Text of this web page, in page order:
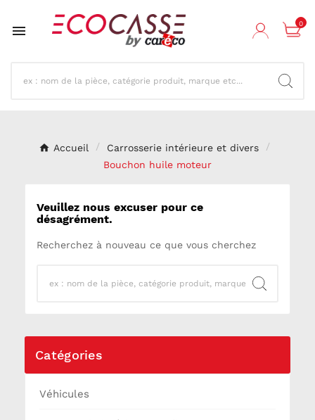
 0
Accueil
Carrosserie intérieure et divers
Bouchon huile moteur
Veuillez nous excuser pour ce
désagrément.
Recherchez à nouveau ce que vous cherchez
Catégories
Véhicules